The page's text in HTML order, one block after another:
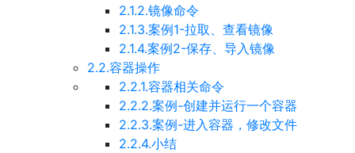
2.1.2.镜像命令
2.1.3.案例1-拉取、查看镜像
2.1.4.案例2-保存、导入镜像
2.2.容器操作
2.2.1.容器相关命令
2.2.2.案例-创建并运行一个容器
2.2.3.案例-进入容器，修改文件
2.2.4.小结